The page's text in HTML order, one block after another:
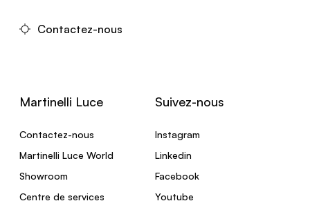
Contactez-nous
Martinelli Luce
Contactez-nous
Martinelli Luce World
Showroom
Centre de services
Suivez-nous
Instagram
Linkedin
Facebook
Youtube